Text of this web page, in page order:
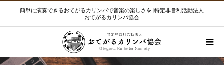
簡単に演奏できるおてがるカリンバで音楽の楽しさを |特定非営利活動法人
おてがるカリンバ協会